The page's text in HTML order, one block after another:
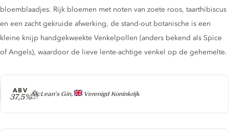
Producer
McLean's Gin, Verenigd Koninkrijk
ABV
37,5%
bloemblaadjes. Rijk bloemen met noten van zoete roos, taarthibiscus
en een zacht gekruide afwerking, de stand-out botanische is een
kleine knijp handgekweekte Venkelpollen (anders bekend als Spice
of Angels), waardoor de lieve lente-achtige venkel op de gehemelte.